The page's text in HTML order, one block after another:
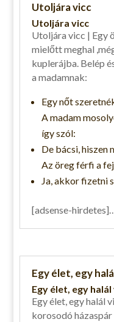
Utoljára vicc
Utoljára vicc
Utoljára vicc | Egy
mielőtt meghal
kuplerájba. Belép
a madamnak:
Egy nőt
A madam
így szól:
De bácsi, hiszen
Az öreg férfi a
Ja, akkor fizetni
[adsense-
Egy élet, egy
Egy élet, egy halál
Egy élet, egy halál
korosodó házaspár